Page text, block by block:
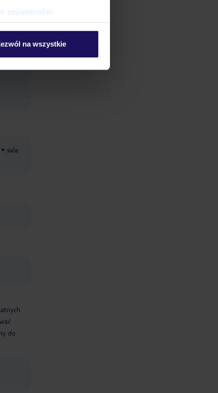
prywatności
na wszystkie
sala
do